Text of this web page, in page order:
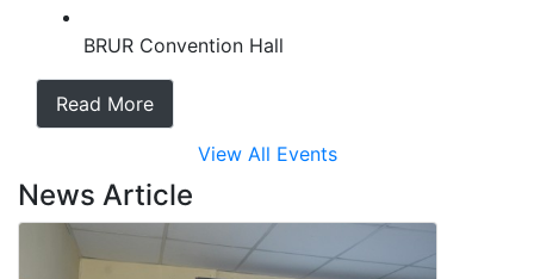
BRUR Convention Hall
Read More
View All Events
News Article